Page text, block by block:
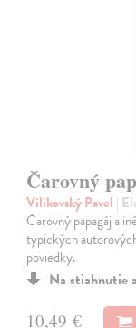
Čarovný
Vilikovský Pavel |
Čarovný papagáj a
typických
poviedky.
Na stiahnutie
10,49 €